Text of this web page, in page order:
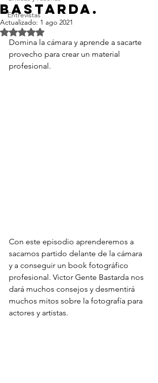
Entrevistas
Bastarda.
Actualizado: 1 ago 2021
Obtuvo NaN de 5 estrellas.
Domina la cámara y aprende a sacarte
provecho para crear un material
profesional.
Con este episodio aprenderemos a
sacarnos partido delante de la cámara
y a conseguir un book fotográfico
profesional. Victor Gente Bastarda nos
dará muchos consejos y desmentirá
muchos mitos sobre la fotografía para
actores y artistas.